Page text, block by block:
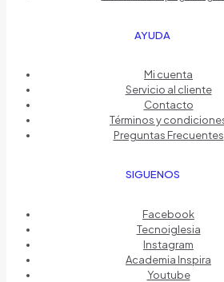
AYUDA
Mi cuenta
Servicio al cliente
Contacto
Términos y
Preguntas Frecuentes
SIGUENOS
Facebook
Tecnoiglesia
Instagram
Academia Inspira
Youtube